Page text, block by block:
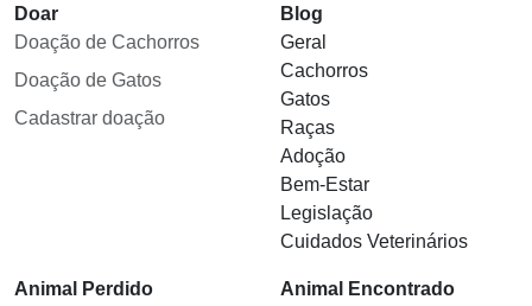
Doar
Doação de Cachorros
Doação de Gatos
Cadastrar doação
Blog
Geral
Cachorros
Gatos
Raças
Adoção
Bem-Estar
Legislação
Cuidados Veterinários
Animal Perdido
Animal Encontrado